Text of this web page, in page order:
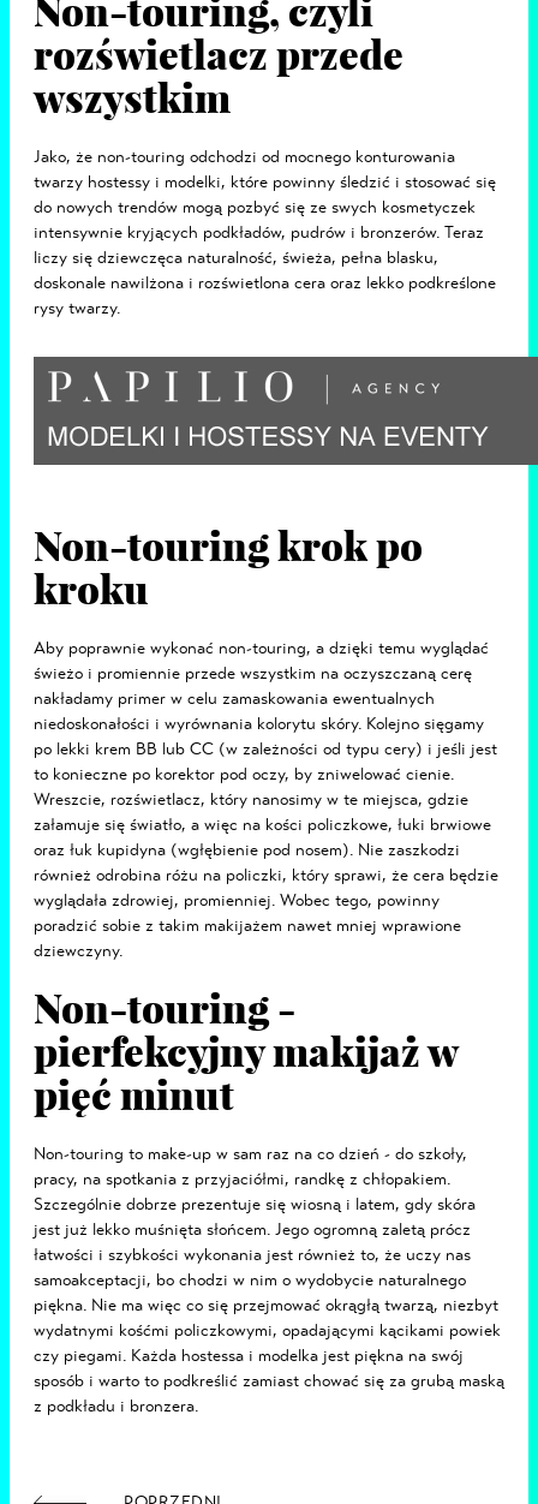
Non-touring, czyli
rozświetlacz przede
wszystkim
Jako, że non-touring odchodzi od mocnego konturowania
twarzy hostessy i modelki, które powinny śledzić i stosować się
do nowych trendów mogą pozbyć się ze swych kosmetyczek
intensywnie kryjących podkładów, pudrów i bronzerów. Teraz
liczy się dziewczęca naturalność, świeża, pełna blasku,
doskonale nawilżona i rozświetlona cera oraz lekko podkreślone
rysy twarzy.
Non-touring krok po
kroku
Aby poprawnie wykonać non-touring, a dzięki temu wyglądać
świeżo i promiennie przede wszystkim na oczyszczaną cerę
nakładamy primer w celu zamaskowania ewentualnych
niedoskonałości i wyrównania kolorytu skóry. Kolejno sięgamy
po lekki krem BB lub CC (w zależności od typu cery) i jeśli jest
to konieczne po korektor pod oczy, by zniwelować cienie.
Wreszcie, rozświetlacz, który nanosimy w te miejsca, gdzie
załamuje się światło, a więc na kości policzkowe, łuki brwiowe
oraz łuk kupidyna (wgłębienie pod nosem). Nie zaszkodzi
również odrobina różu na policzki, który sprawi, że cera będzie
wyglądała zdrowiej, promienniej. Wobec tego, powinny
poradzić sobie z takim makijażem nawet mniej wprawione
dziewczyny.
Non-touring -
pierfekcyjny makijaż w
pięć minut
Non-touring to make-up w sam raz na co dzień - do szkoły,
pracy, na spotkania z przyjaciółmi, randkę z chłopakiem.
Szczególnie dobrze prezentuje się wiosną i latem, gdy skóra
jest już lekko muśnięta słońcem. Jego ogromną zaletą prócz
łatwości i szybkości wykonania jest również to, że uczy nas
samoakceptacji, bo chodzi w nim o wydobycie naturalnego
piękna. Nie ma więc co się przejmować okrągłą twarzą, niezbyt
wydatnymi kośćmi policzkowymi, opadającymi kącikami powiek
czy piegami. Każda hostessa i modelka jest piękna na swój
sposób i warto to podkreślić zamiast chować się za grubą maską
z podkładu i bronzera.